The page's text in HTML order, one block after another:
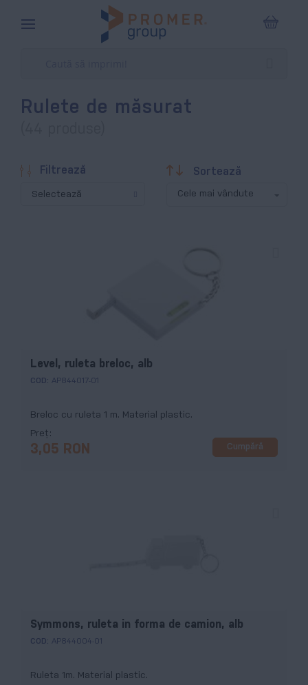
Rulete de măsurat
Filtrează
Selectează
Sortează
Descendentă
Level, ruleta breloc, alb
COD: AP844017-01
Breloc cu ruleta 1 m. Material plastic.
Preț
3,05 RON Cumpără
Symmons, ruleta in forma de camion, alb
COD: AP844004-01
Ruleta 1m. Material plastic.